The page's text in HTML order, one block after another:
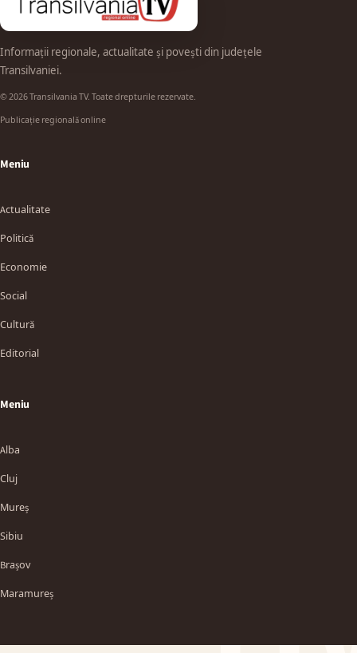
Informații regionale, actualitate și povești din județele
Transilvaniei.
© 2026 Transilvania TV. Toate drepturile rezervate.
Publicație regională online
Meniu
Actualitate
Politică
Economie
Social
Cultură
Editorial
Meniu
Alba
Cluj
Mureș
Sibiu
Brașov
Maramureș